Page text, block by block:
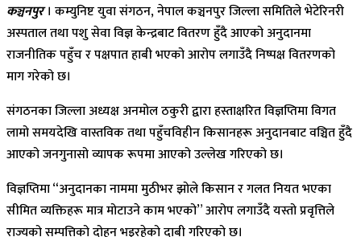
कञ्चनपुर। कम्युनिष्ट युवा संगठन, नेपाल कञ्चनपुर जिल्ला समितिले भेटेरिनरी
अस्पताल तथा पशु सेवा विज्ञ केन्द्रबाट वितरण हुँदै आएको अनुदानमा
राजनीतिक पहुँच र पक्षपात हाबी भएको आरोप लगाउँदै निष्पक्ष वितरणको
माग गरेको छ।
संगठनका जिल्ला अध्यक्ष अनमोल ठकुरी द्वारा हस्ताक्षरित विज्ञप्तिमा विगत
लामो समयदेखि वास्तविक तथा पहुँचविहीन किसानहरू अनुदानबाट वञ्चित हुँदै
आएको जनगुनासो व्यापक रूपमा आएको उल्लेख गरिएको छ।
विज्ञप्तिमा “अनुदानका नाममा मुठीभर झोले किसान र गलत नियत भएका
सीमित व्यक्तिहरू मात्र मोटाउने काम भएको” आरोप लगाउँदै यस्तो प्रवृत्तिले